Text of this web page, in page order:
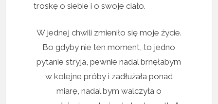
troskę o siebie i o swoje ciało.
W jednej chwili zmieniło się moje życie.
Bo gdyby nie ten moment, to jedno
pytanie stryja, pewnie nadal brnęłabym
w kolejne próby i zadłużała ponad
miarę, nadal bym walczyła o